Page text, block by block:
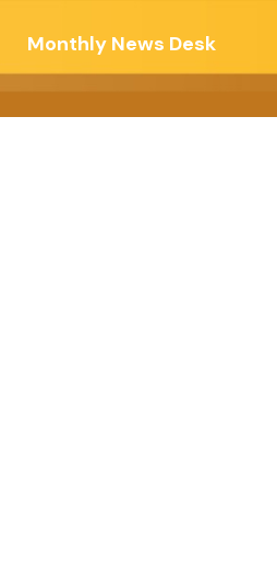
Monthly News Desk